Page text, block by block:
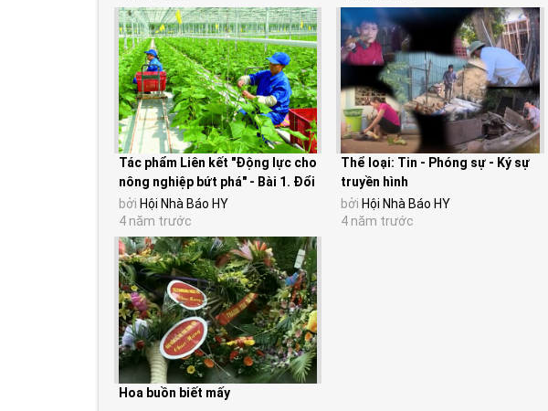
Tác phẩm Liên kết "Động lực cho
nông nghiệp bứt phá" - Bài 1. Đổi
thay từ...
bởi Hội Nhà Báo HY
4 năm trước
Thể loại: Tin - Phóng sự - Ký sự
truyền hình
bởi Hội Nhà Báo HY
4 năm trước
Hoa buồn biết mấy